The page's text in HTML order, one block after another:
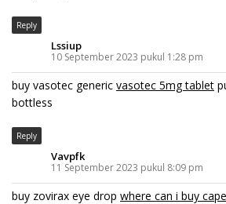
Reply
Lssiup
10 September 2023 pukul 1:28 pm
buy vasotec generic vasotec 5mg tablet
bottless
Reply
Vavpfk
11 September 2023 pukul 8:09 pm
buy zovirax eye drop where can i buy